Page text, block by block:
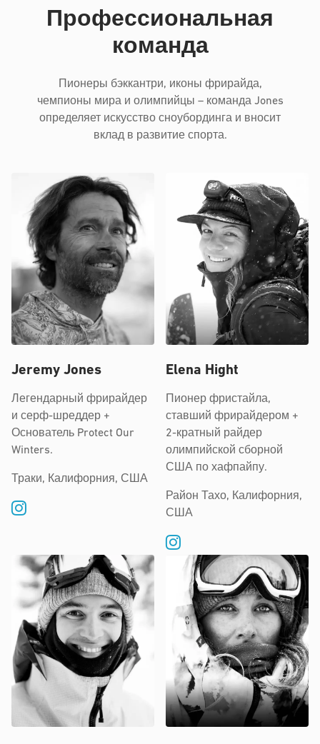
Профессиональная
команда
Пионеры бэккантри, иконы фрирайда,
чемпионы мира и олимпийцы – команда Jones
определяет искусство сноубординга и вносит
вклад в развитие спорта.
Jeremy Jones
Легендарный фрирайдер
и серф-шреддер +
Основатель Protect Our
Winters.
Траки, Калифорния, США
Elena Hight
Пионер фристайла,
ставший фрирайдером +
2-кратный райдер
олимпийской сборной
США по хафпайпу.
Район Тахо, Калифорния,
США